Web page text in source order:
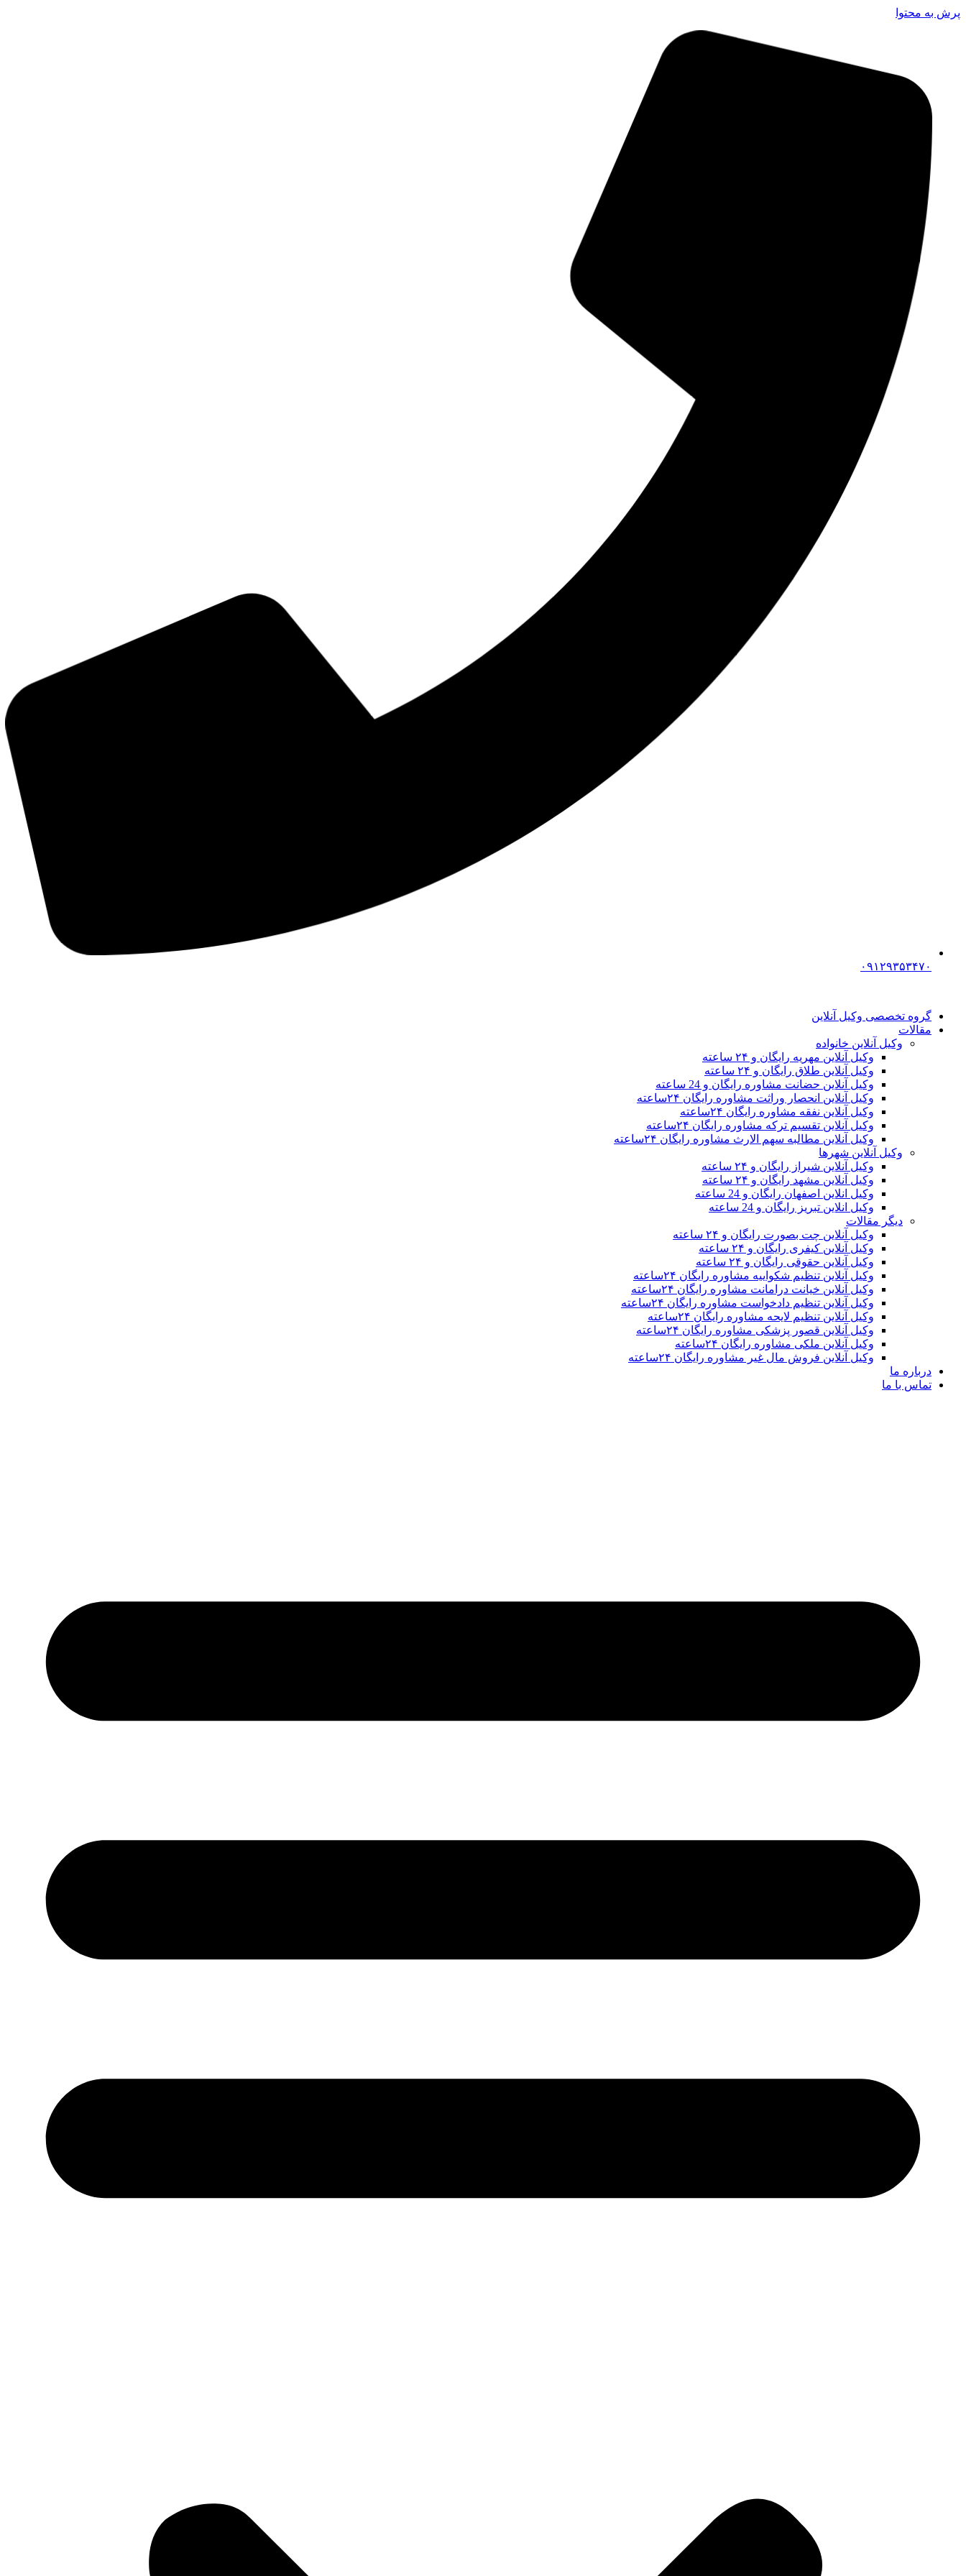
پرش به محتوا
۰۹۱۲۹۳۵۳۴۷۰
گروه تخصصی وکیل آنلاین
مقالات
وکیل آنلاین خانواده
وکیل آنلاین مهریه رایگان و ۲۴ ساعته
وکیل آنلاین طلاق رایگان و ۲۴ ساعته
وکیل آنلاین حضانت مشاوره رایگان و 24 ساعته
وکیل آنلاین انحصار وراثت مشاوره رایگان ۲۴ساعته
وکیل آنلاین نفقه مشاوره رایگان ۲۴ساعته
وکیل آنلاین تقسیم ترکه مشاوره رایگان ۲۴ساعته
وکیل آنلاین مطالبه سهم الارث مشاوره رایگان ۲۴ساعته
وکیل آنلاین شهرها
وکیل آنلاین شیراز رایگان و ۲۴ ساعته
وکیل آنلاین مشهد رایگان و ۲۴ ساعته
وکیل انلاین اصفهان رایگان و 24 ساعته
وکیل انلاین تبریز رایگان و 24 ساعته
دیگر مقالات
وکیل آنلاین چت بصورت رایگان و ۲۴ ساعته
وکیل آنلاین کیفری رایگان و ۲۴ ساعته
وکیل آنلاین حقوقی رایگان و ۲۴ ساعته
وکیل آنلاین تنظیم شکواییه مشاوره رایگان ۲۴ساعته
وکیل آنلاین خیانت درامانت مشاوره رایگان ۲۴ساعته
وکیل آنلاین تنظیم دادخواست مشاوره رایگان ۲۴ساعته
وکیل آنلاین تنظیم لایحه مشاوره رایگان ۲۴ساعته
وکیل آنلاین قصور پزشکی مشاوره رایگان ۲۴ساعته
وکیل آنلاین ملکی مشاوره رایگان ۲۴ساعته
وکیل آنلاین فروش مال غیر مشاوره رایگان ۲۴ساعته
درباره ما
تماس با ما